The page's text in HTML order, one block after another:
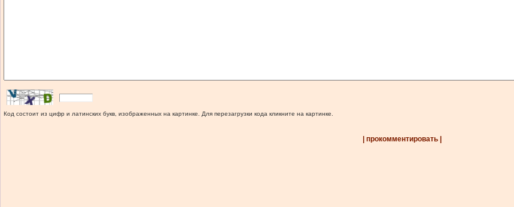
Код состоит из цифр и латинских букв, изображенных на картинке. Для перезагрузки кода кликните на картинке.
| прокомментировать |